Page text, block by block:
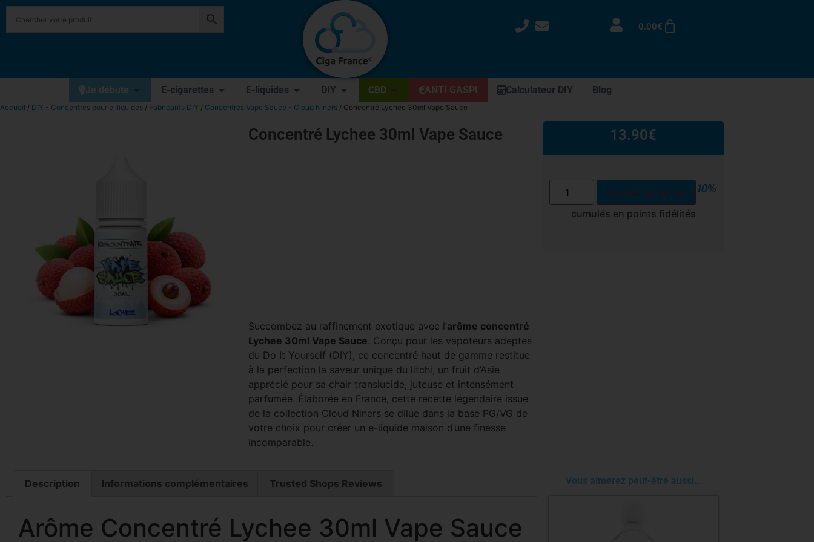
0.00€
Je débute E-cigarettes E-liquides DIY CBD ANTI GASPI Calculateur DIY Blog
Accueil / DIY - Concentrés pour e-liquides / Fabricants DIY / Concentrés Vape Sauce - Cloud Niners / Concentré Lychee 30ml Vape Sauce
Concentré Lychee 30ml Vape Sauce
Succombez au raffinement exotique avec l’arôme concentré
Lychee 30ml Vape Sauce. Conçu pour les vapoteurs adeptes
du Do It Yourself (DIY), ce concentré haut de gamme restitue
à la perfection la saveur unique du litchi, un fruit d’Asie
apprécié pour sa chair translucide, juteuse et intensément
parfumée. Élaborée en France, cette recette légendaire issue
de la collection Cloud Niners se dilue dans la base PG/VG de
votre choix pour créer un e-liquide maison d’une finesse
incomparable.
13.90€
Ajouter au panier 10%
cumulés en points fidélités
Description Informations complémentaires Trusted Shops Reviews
Arôme Concentré Lychee 30ml Vape Sauce
Vous aimerez peut-être aussi…